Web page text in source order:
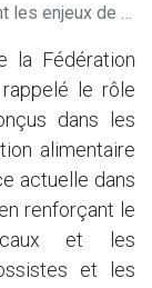
et de RSE ?
la Fédération
le rôle
dans les
alimentaire
actuelle dans
renforçant le
et les
et les